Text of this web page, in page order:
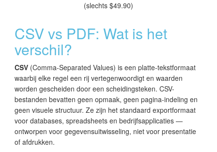
(slechts $49.90)
CSV vs PDF: Wat is het
verschil?
CSV (Comma-Separated Values) is een platte-tekstformaat
waarbij elke regel een rij vertegenwoordigt en waarden
worden gescheiden door een scheidingsteken. CSV-
bestanden bevatten geen opmaak, geen pagina-indeling en
geen visuele structuur. Ze zijn het standaard exportformaat
voor databases, spreadsheets en bedrijfsapplicaties —
ontworpen voor gegevensuitwisseling, niet voor presentatie
of afdrukken.